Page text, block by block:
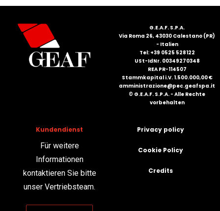
FRANÇAIS
G.E.A.F. S.P.A.
Via Roma 26, 43030 Calestano (PR)
- Italien
Tel: +39 0525 528122
USt-IdNr. 00349270348
REA PR-114507
Stammkapital i.V. 1.500.000,00 €
amministrazione@pec.geafspa.it
© G.E.A.F. S.P.A. - Alle Rechte
vorbehalten
Kundendienst
Für weitere
Informationen
kontaktieren Sie bitte
unser Vertriebsteam.
Privacy policy
Cookie Policy
Credits